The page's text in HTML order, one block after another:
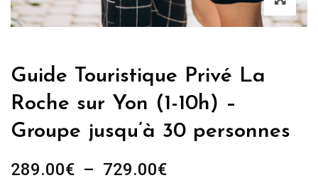
Guide Touristique Privé La
Roche sur Yon (1-10h) –
Groupe jusqu’à 30 personnes
289.00€ – 729.00€Plage